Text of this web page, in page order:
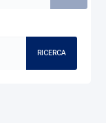
RICERCA